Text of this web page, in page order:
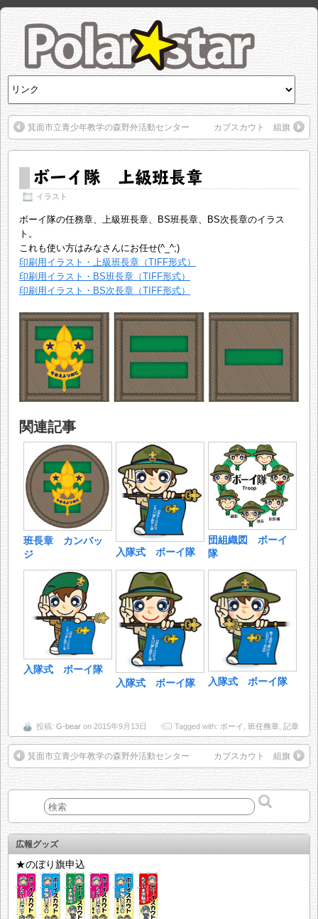
箕面市立青少年教学の森野外活動センター カブスカウト 組旗
ボーイ隊 上級班長章
イラスト
ボーイ隊の任務章、上級班長章、BS班長章、BS次長章のイラス
ト。
これも使い方はみなさんにお任せ(^_^;)
印刷用イラスト・上級班長章（TIFF形式）
印刷用イラスト・BS班長章（TIFF形式）
印刷用イラスト・BS次長章（TIFF形式）
関連記事
班長章 カンバッ
ジ
入隊式 ボーイ隊
団組織図 ボーイ
隊
入隊式 ボーイ隊
入隊式 ボーイ隊
入隊式 ボーイ隊
投稿: G-bear on 2015年9月13日 Tagged with: ボーイ 班任務章 記章
箕面市立青少年教学の森野外活動センター カブスカウト 組旗
広報グッズ
★のぼり旗申込